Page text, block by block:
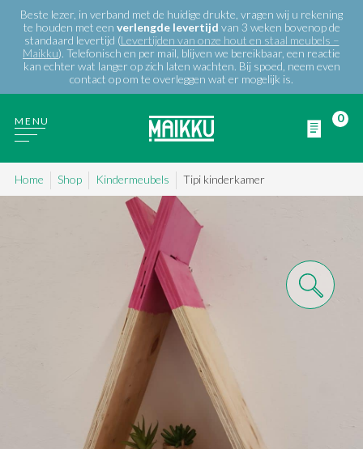
Beste lezer, in verband met de huidige drukte, vragen wij u rekening
te houden met een verlengde levertijd van 3 weken bovenop de
standaard levertijd (Levertijden van onze hout en staal meubels –
Maikku). Telefonisch en per mail, blijven we bereikbaar, een reactie
kan echter wat langer op zich laten wachten. Bij spoed, neem even
contact op om te overleggen wat er mogelijk is.
MENU 0
WIE ZIJN WIJ
PRODUCTEN
PROJECTEN
BLOG
SAMPLE SALE
Maatwerk aanvragen
Levering en Retour
Home Shop Kindermeubels Tipi kinderkamer